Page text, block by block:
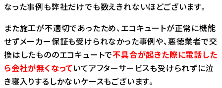
なった事例も弊社だけでも数えきれないほどございます。
また施工が不適切であったため、エコキュートが正常に機能
せずメーカー保証も受けられなかった事例や、悪徳業者で交
換はしたもののエコキュートで不具合が起きた際に電話した
ら会社が無くなっていてアフターサービスも受けられずに泣
き寝入りするしかないケースもございます。